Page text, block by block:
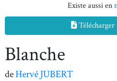
Existe aussi en
Télécharger
Blanche
deHervé JUBERT